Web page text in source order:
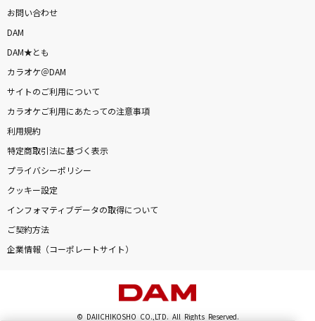
お問い合わせ
DAM
DAM★とも
カラオケ＠DAM
サイトのご利用について
カラオケご利用にあたっての注意事項
利用規約
特定商取引法に基づく表示
プライバシーポリシー
クッキー設定
インフォマティブデータの取得について
ご契約方法
企業情報（コーポレートサイト）
© DAIICHIKOSHO CO.,LTD. All Rights Reserved.